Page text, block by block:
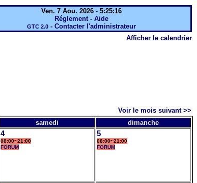
Ven. 7 Aou. 2026 - 5:25:16
Réglement - Aide
GTC 2.0 - Contacter l'administrateur
Afficher le calendrier
Voir le mois suivant >>
samedi dimanche
4
08:00~21:00
FORUM
5
08:00~21:00
FORUM